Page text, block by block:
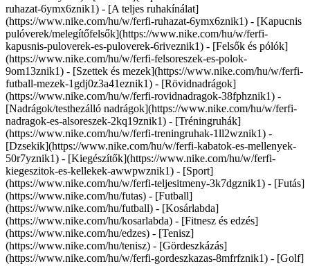
ruhazat-6ymx6znik1) - [A teljes ruhakínálat]
(https://www.nike.com/hu/w/ferfi-ruhazat-6ymx6znik1) - [Kapucnis
pulóverek/melegítőfelsők](https://www.nike.com/hu/w/ferfi-
kapusnis-puloverek-es-puloverek-6riveznik1) - [Felsők és pólók]
(https://www.nike.com/hu/w/ferfi-felsoreszek-es-polok-
9om13znik1) - [Szettek és mezek](https://www.nike.com/hu/w/ferfi-
futball-mezek-1gdj0z3a41eznik1) - [Rövidnadrágok]
(https://www.nike.com/hu/w/ferfi-rovidnadragok-38fphznik1) -
[Nadrágok/testhezálló nadrágok](https://www.nike.com/hu/w/ferfi-
nadragok-es-alsoreszek-2kq19znik1) - [Tréningruhák]
(https://www.nike.com/hu/w/ferfi-treningruhak-1ll2wznik1) -
[Dzsekik](https://www.nike.com/hu/w/ferfi-kabatok-es-mellenyek-
50r7yznik1) - [Kiegészítők](https://www.nike.com/hu/w/ferfi-
kiegeszitok-es-kellekek-awwpwznik1) - [Sport]
(https://www.nike.com/hu/w/ferfi-teljesitmeny-3k7dgznik1) - [Futás]
(https://www.nike.com/hu/futas) - [Futball]
(https://www.nike.com/hu/futball) - [Kosárlabda]
(https://www.nike.com/hu/kosarlabda) - [Fitnesz és edzés]
(https://www.nike.com/hu/edzes) - [Tenisz]
(https://www.nike.com/hu/tenisz) - [Gördeszkázás]
(https://www.nike.com/hu/w/ferfi-gordeszkazas-8mfrfznik1) - [Golf]